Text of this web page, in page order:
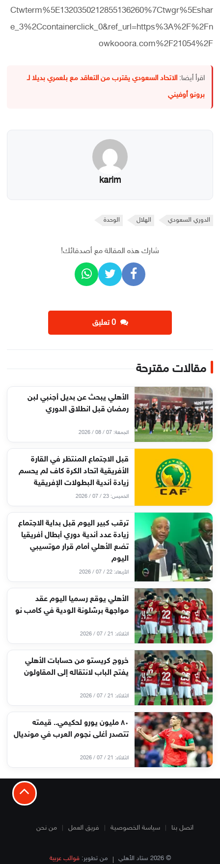
Ctwterm%5E1320350212855136260%7Ctwgr%5Eshar
e_3%2Ccontainerclick_0&ref_url=https%3A%2F%2Fn
owkooora.com%2F21054%2F
اقرأ أيضا: الاتحاد السعودي يقترب من التعاقد مع بلعمري بديلا لـ
برونو أوفيني
karim
الدوري السعودي الهلال الوحدة
شارك هذه المقالة مع أصدقائك!
‫0 تعليق
مقالات مقترحة
الأهلي يبحث عن بديل أجنبي لبن
رمضان قبل انطلاق الدوري
الجمعة: 07 / 08 / 2026
قبل الاجتماع المنتظر في القارة
الأفريقية اتحاد الكرة كاف لم يحسم
زيادة أندية البطولات الإفريقية
الخميس: 23 / 07 / 2026
ترقب كبير اليوم قبل بداية الاجتماع
زيادة عدد أندية دوري أبطال أفريقيا
تضع الأهلي أمام قرار موتسيبي
اليوم
الأربعاء: 22 / 07 / 2026
الأهلي يوقع رسميا اليوم عقد
مواجهة برشلونة الودية في كامب نو
الثلاثاء: 21 / 07 / 2026
خروج كريستو من حسابات الأهلي
يفتح الباب لانتقاله إلى المقاولون
الثلاثاء: 21 / 07 / 2026
٨٠ مليون يورو لحكيمي.. قيمته
تتصدر أغلى نجوم العرب في مونديال
الثلاثاء: 21 / 07 / 2026
اتصل بنا سياسة الخصوصية فريق العمل من نحن
© 2026 ستاد الأهلي من تطوير:قوالب عربية